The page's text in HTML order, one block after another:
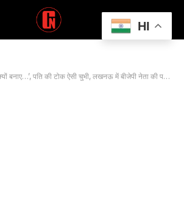
पति की टोक ऐसी चुभी, लखनऊ में बीजेपी नेता की पत्नी ने खुद को मार ली गोली
HI